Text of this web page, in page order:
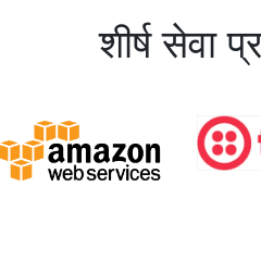
शीर्ष सेवा